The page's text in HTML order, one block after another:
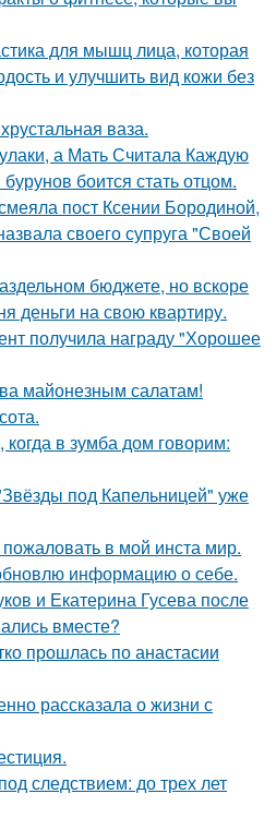
для мышц лица, которая
и улучшить вид кожи без
ваза.
а Мать Считала Каждую
боится стать отцом.
пост Ксении Бородиной,
своего супруга "Своей
бюджете, но вскоре
деньги на свою квартиру.
получила награду "Хорошее
майонезным салатам!
в зумба дом говорим:
под Капельницей" уже
в мой инста мир.
информацию о себе.
и Екатерина Гусева после
вместе?
прошлась по анастасии
рассказала о жизни с
следствием: до трех лет